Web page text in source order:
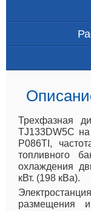
Трехфазная
TJ133DW5C
P086TI,
топливного
охлаждения
кВт. (198 кВа).
размещения